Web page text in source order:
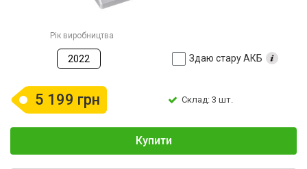
Рік виробництва
2022 Здаю стару АКБ
5 199 грн Склад: 3 шт.
Купити